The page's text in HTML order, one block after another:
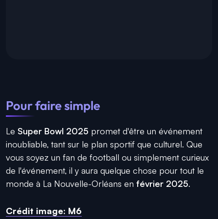
Pour faire simple
Le Super Bowl 2025 promet d'être un événement
inoubliable, tant sur le plan sportif que culturel. Que
vous soyez un fan de football ou simplement curieux
de l'événement, il y aura quelque chose pour tout le
monde à La Nouvelle-Orléans en février 2025.
Crédit image: M6